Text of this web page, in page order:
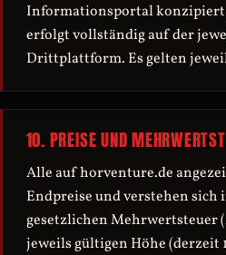
Informationsportal
erfolgt vollständig auf der
Drittplattform. Es gelten
10. PREISE UND
Alle auf horventure.de
Endpreise und verstehen sich
gesetzlichen Mehrwertsteuer
jeweils gültigen Höhe (derzeit